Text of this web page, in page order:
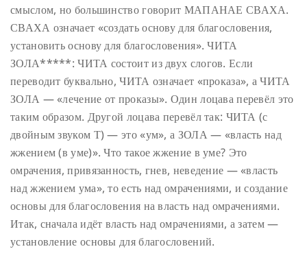
смыслом, но большинство говорит МАПАНАЕ СВАХА.
СВАХА означает «создать основу для благословения,
установить основу для благословения». ЧИТА
ЗОЛА*****: ЧИТА состоит из двух слогов. Если
переводит буквально, ЧИТА означает «проказа», а ЧИТА
ЗОЛА — «лечение от проказы». Один лоцава перевёл это
таким образом. Другой лоцава перевёл так: ЧИТА (с
двойным звуком Т) — это «ум», а ЗОЛА — «власть над
жжением (в уме)». Что такое жжение в уме? Это
омрачения, привязанность, гнев, неведение — «власть
над жжением ума», то есть над омрачениями, и создание
основы для благословения на власть над омрачениями.
Итак, сначала идёт власть над омрачениями, а затем —
установление основы для благословений.